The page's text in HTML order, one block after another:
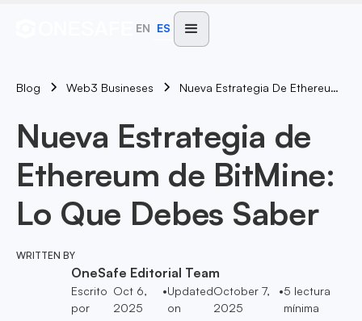
EN ES
Blog Web3 Busineses Nueva Estrategia De Ethereum De BitMine: Lo Que Debes Saber
Nueva Estrategia de
Ethereum de BitMine:
Lo Que Debes Saber
WRITTEN BY
OneSafe Editorial Team
Escrito
por
Oct 6,
2025
•Updated
on
October 7,
2025
•5 lectura
mínima